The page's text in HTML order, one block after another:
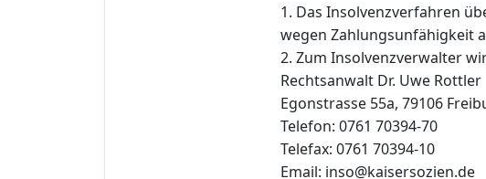
1. Das Insolvenzverfahren
wegen Zahlungsunfähigkeit
2. Zum Insolvenzverwalter
Rechtsanwalt Dr. Uwe Rottler
Egonstrasse 55a, 79106
Telefon: 0761 70394-70
Telefax: 0761 70394-10
Email: inso@kaisersozien.de